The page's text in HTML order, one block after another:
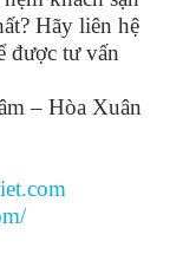
Hãy liên hệ
được tư vấn
– Hòa Xuân